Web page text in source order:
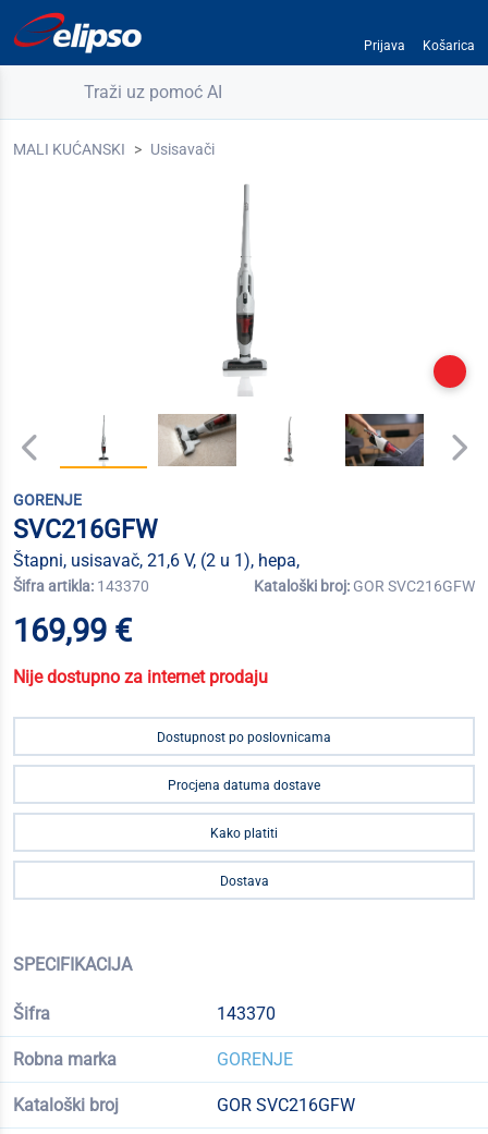
Prijava Košarica
Traži uz pomoć AI
MALI KUĆANSKI Usisavači
GORENJE
SVC216GFW
Štapni, usisavač, 21,6 V, (2 u 1), hepa,
Šifra artikla: 143370 Kataloški broj: GOR SVC216GFW
169,99 €
Nije dostupno za internet prodaju
Dostupnost po poslovnicama
Procjena datuma dostave
Kako platiti
Dostava
SPECIFIKACIJA
Šifra 143370
Robna marka GORENJE
Kataloški broj GOR SVC216GFW